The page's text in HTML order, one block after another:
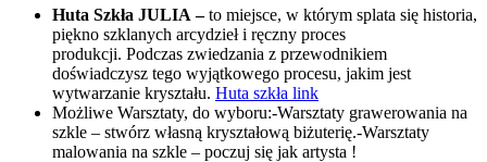
Huta Szkła JULIA–to miejsce, w którym splata się historia,
piękno szklanych arcydzieł i ręczny proces
produkcji. Podczas zwiedzania z przewodnikiem
doświadczysz tego wyjątkowego procesu, jakim jest
wytwarzanie kryształu. Huta szkła link
Możliwe Warsztaty, do wyboru:-Warsztaty grawerowania na
szkle – stwórz własną kryształową biżuterię.-Warsztaty
malowania na szkle – poczuj się jak artysta !